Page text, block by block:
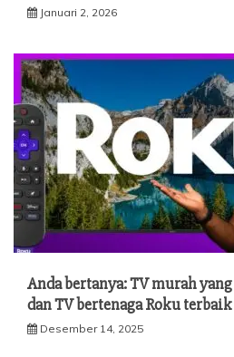
Januari 2, 2026
Anda bertanya: TV murah
dan TV bertenaga Roku terbaik
Desember 14, 2025